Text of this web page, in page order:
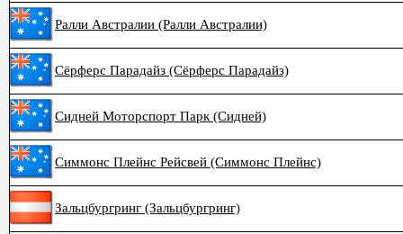
Ралли Австралии (Ралли Австралии)
Сёрферс Парадайз (Сёрферс Парадайз)
Сидней Моторспорт Парк (Сидней)
Симмонс Плейнс Рейсвей (Симмонс Плейнс)
Зальцбургринг (Зальцбургринг)